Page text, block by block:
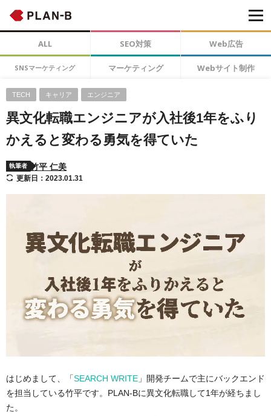
ALL SEO対策 Web広告
SNSマーケティング マーケティング Webサイト制作
TECH キャリア エンジニア
異文化転職エンジニアが入社後1年をふり
かえると変わる勇気を得ていた
執筆者 竹平 仁美
更新日：2023.01.31
はじめまして、「SEARCH WRITE 」開発チームで主にバックエンド
を担当している竹平です。PLAN-Bに異文化転職して1年が経ちまし
た。